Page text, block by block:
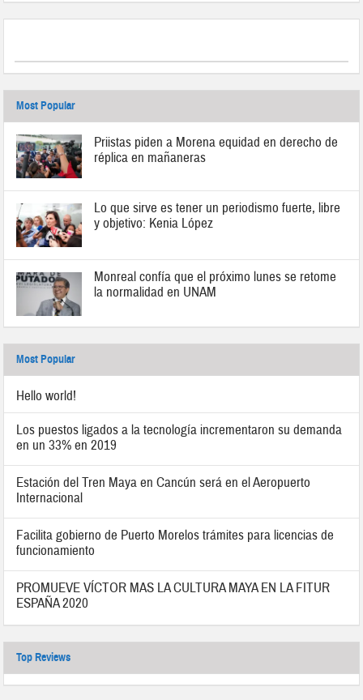
Most Popular
Priistas piden a Morena equidad en derecho de
réplica en mañaneras
Lo que sirve es tener un periodismo fuerte, libre
y objetivo: Kenia López
Monreal confía que el próximo lunes se retome
la normalidad en UNAM
Most Popular
Hello world!
Los puestos ligados a la tecnología incrementaron su demanda
en un 33% en 2019
Estación del Tren Maya en Cancún será en el Aeropuerto
Internacional
Facilita gobierno de Puerto Morelos trámites para licencias de
funcionamiento
PROMUEVE VÍCTOR MAS LA CULTURA MAYA EN LA FITUR
ESPAÑA 2020
Top Reviews